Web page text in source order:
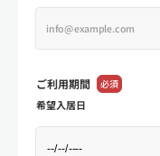
ご利用期間 必須
希望入居日